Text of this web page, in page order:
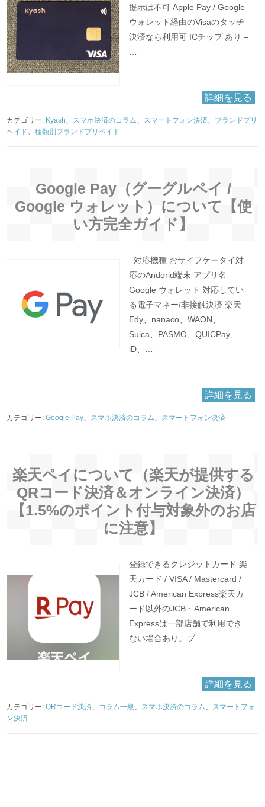
提示は不可 Apple Pay / Google
ウォレット経由のVisaのタッチ
決済なら利用可 ICチップ あり –
…
詳細を見る
カテゴリー: Kyash、 スマホ決済のコラム、 スマートフォン決済、 ブランドプリ
ペイド、種類別ブランドプリペイド
Google Pay（グーグルペイ /
Google ウォレット）について【使
い方完全ガイド】
対応機種 おサイフケータイ対
応のAndorid端末 アプリ名
Google ウォレット 対応してい
る電子マネー/非接触決済 楽天
Edy、nanaco、WAON、
Suica、PASMO、QUICPay、
iD、…
詳細を見る
カテゴリー:Google Pay、 スマホ決済のコラム、 スマートフォン決済
楽天ペイについて（楽天が提供する
QRコード決済＆オンライン決済）
【1.5%のポイント付与対象外のお店
に注意】
登録できるクレジットカード 楽
天カード / VISA / Mastercard /
JCB / American Express楽天カ
ード以外のJCB・American
Expressは一部店舗で利用でき
ない場合あり。プ…
詳細を見る
カテゴリー:QRコード決済、 コラム一般、 スマホ決済のコラム、 スマートフォ
ン決済